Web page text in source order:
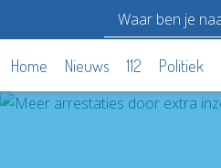
Home Nieuws 112 Politiek